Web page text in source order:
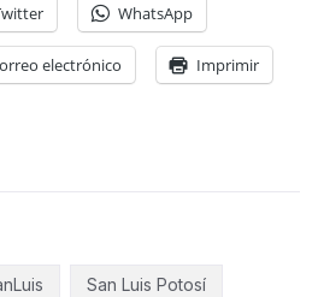
WhatsApp
electrónico Imprimir
San Luis Potosí